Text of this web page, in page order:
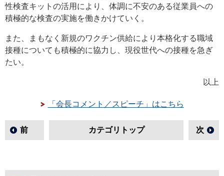
性検査キットの活用により、体調に不安のある従業員への
積極的な検査の実施を働きかけていく。
また、まもなく新規のワクチン供給により本格化する職域
接種についても積極的に協力し、現役世代への接種を急ぎ
たい。
以上
「会長コメント／スピーチ」はこちら
前 カテゴリトップ 次